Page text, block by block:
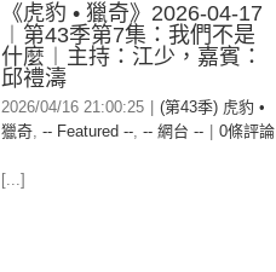
《虎豹 • 獵奇》2026-04-17
︱第43季第7集：我們不是
什麼︱主持：江少，嘉賓：
邱禮濤
2026/04/16 21:00:25
(第43季) 虎豹 •
獵奇, -- Featured --, -- 網台 -- 0條評論
[...]